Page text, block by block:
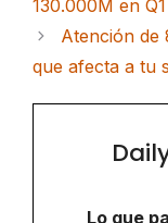
130.000M en
Atención de
que afecta a tu
Lo que